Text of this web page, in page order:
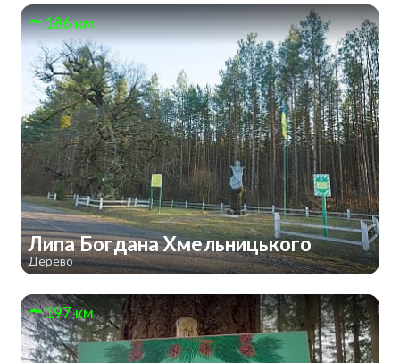
186 км
Липа Богдана Хмельницького
Дерево
197 км